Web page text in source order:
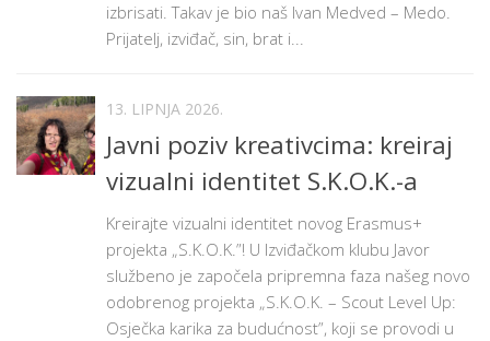
izbrisati. Takav je bio naš Ivan Medved – Medo.
Prijatelj, izviđač, sin, brat i...
13. LIPNJA 2026.
Javni poziv kreativcima: kreiraj
vizualni identitet S.K.O.K.-a
Kreirajte vizualni identitet novog Erasmus+
projekta „S.K.O.K.”! U Izviđačkom klubu Javor
službeno je započela pripremna faza našeg novo
odobrenog projekta „S.K.O.K. – Scout Level Up:
Osječka karika za budućnost”, koji se provodi u